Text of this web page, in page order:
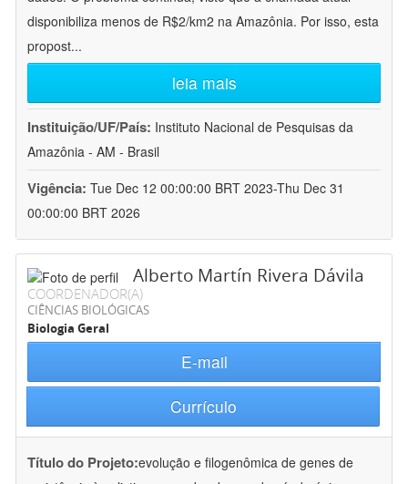
disponibiliza menos de R$2/km2 na Amazônia. Por isso, esta
propost...
leia mais
Instituição/UF/País: Instituto Nacional de Pesquisas da
Amazônia - AM - Brasil
Vigência: Tue Dec 12 00:00:00 BRT 2023-Thu Dec 31
00:00:00 BRT 2026
Alberto Martín Rivera Dávila
COORDENADOR(A)
CIÊNCIAS BIOLÓGICAS
Biologia Geral
E-mail
Currículo
Título do Projeto:evolução e filogenômica de genes de